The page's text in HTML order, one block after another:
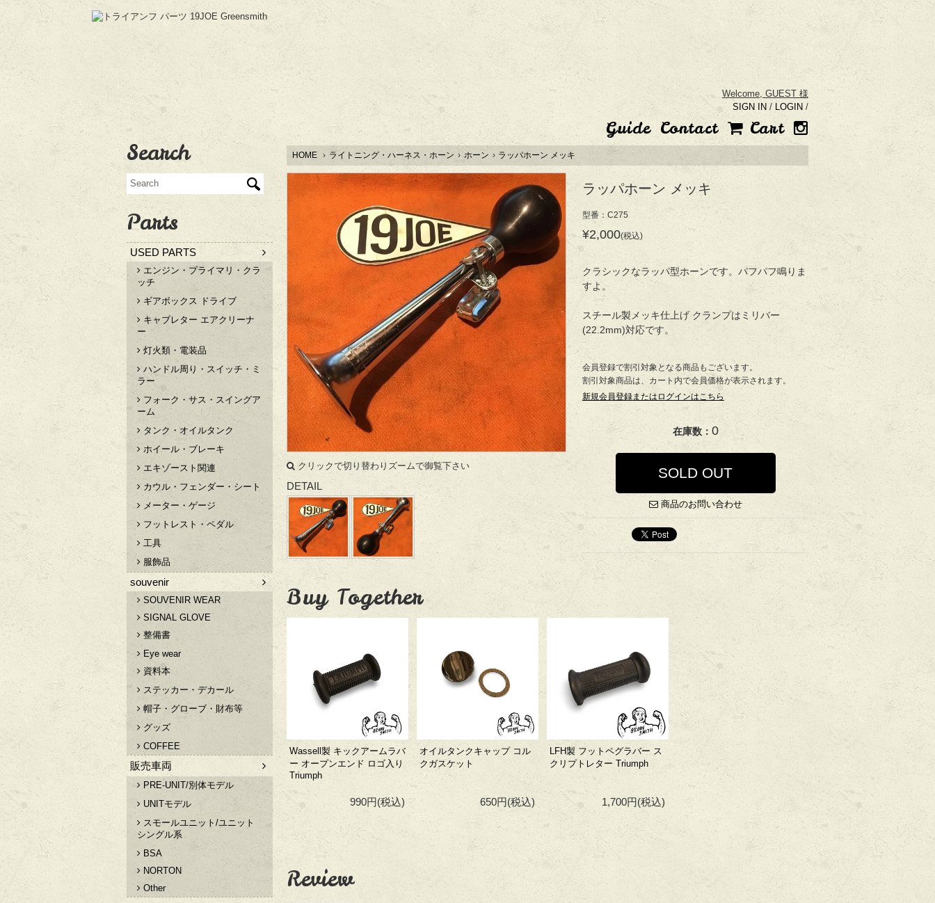
Welcome, GUEST 様
SIGN IN / LOGIN /
Guide Contact Cart
HOME › ライトニング・ハーネス・ホーン › ホーン › ラッパホーン メッキ
ラッパホーン メッキ
型番：C275
¥2,000(税込)
クラシックなラッパ型ホーンです。パフパフ鳴りま
すよ。
スチール製メッキ仕上げ クランプはミリバー
(22.2mm)対応です。
会員登録で割引対象となる商品もございます。
割引対象商品は、カート内で会員価格が表示されます。
新規会員登録またはログインはこちら
在庫数： 0
SOLD OUT
商品のお問い合わせ
クリックで切り替わりズームで御覧下さい
DETAIL
Buy Together
Wassell製 キックアームラバ
ー オープンエンド ロゴ入り
Triumph
990円(税込)
オイルタンクキャップ コル
クガスケット
650円(税込)
LFH製 フットペグラバー ス
クリプトレター Triumph
1,700円(税込)
Review
Search
Parts
USED PARTS
エンジン・プライマリ・クラ
ッチ
ギアボックス ドライブ
キャブレター エアクリーナ
ー
灯火類・電装品
ハンドル周り・スイッチ・ミ
ラー
フォーク・サス・スイングア
ーム
タンク・オイルタンク
ホイール・ブレーキ
エキゾースト関連
カウル・フェンダー・シート
メーター・ゲージ
フットレスト・ペダル
工具
服飾品
souvenir
SOUVENIR WEAR
SIGNAL GLOVE
整備書
Eye wear
資料本
ステッカー・デカール
帽子・グローブ・財布等
グッズ
COFFEE
販売車両
PRE-UNIT/別体モデル
UNITモデル
スモールユニット/ユニット
シングル系
BSA
NORTON
Other